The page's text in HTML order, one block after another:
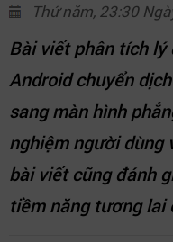
Thứ năm, 23:30
Bài viết phân tích lý
Android chuyển
sang màn hình
nghiệm người dùng
bài viết cũng đánh
tiềm năng tương lai